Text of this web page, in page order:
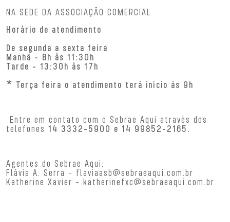
NA SEDE DA ASSOCIAÇÃO COMERCIAL
Horário de atendimento
De segunda a sexta feira
Manhã - 8h às 11:30h
Tarde - 13:30h às 17h
* Terça feira o atendimento terá início às 9h
Entre em contato com o Sebrae Aqui através dos
telefones 14 3332-5900 e 14 99852-2165.
Agentes do Sebrae Aqui:
Flávia A. Serra - flaviaasb@sebraeaqui.com.br
Katherine Xavier - katherinefxc@sebraeaqui.com.br